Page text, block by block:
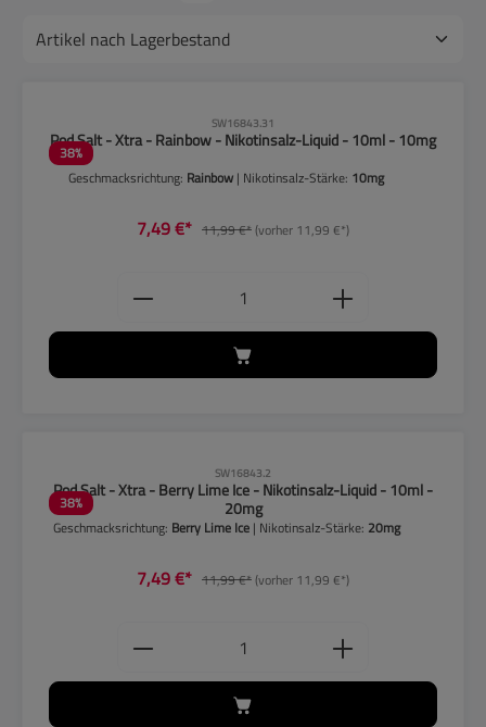
38%
SW16843.31
Pod Salt - Xtra - Rainbow - Nikotinsalz-Liquid - 10ml - 10mg
Geschmacksrichtung: Rainbow | Nikotinsalz-Stärke: 10mg
7,49 €* 11,99 €*(vorher 11,99 €*)
Produkt Anzahl: Gib den
38%
SW16843.2
Pod Salt - Xtra - Berry Lime Ice - Nikotinsalz-Liquid - 10ml -
20mg
Geschmacksrichtung: Berry Lime Ice | Nikotinsalz-Stärke: 20mg
7,49 €* 11,99 €*(vorher 11,99 €*)
Produkt Anzahl: Gib den